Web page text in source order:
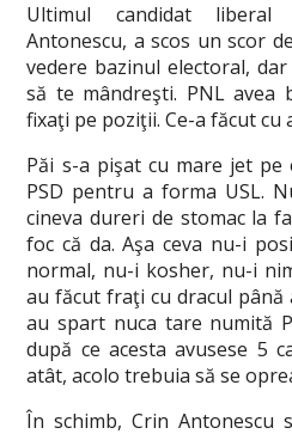
Ultimul candidat liberal
Antonescu, a scos un scor
vedere bazinul electoral,
să te mândreşti. PNL avea
fixaţi pe poziţii. Ce-a făcut cu
Păi s-a pişat cu mare jet
PSD pentru a forma USL.
cineva dureri de stomac la
foc că da. Aşa ceva nu-i
normal, nu-i kosher, nu-i
au făcut fraţi cu dracul
au spart nuca tare numită
după ce acesta avusese 5
atât, acolo trebuia să se
În schimb, Crin